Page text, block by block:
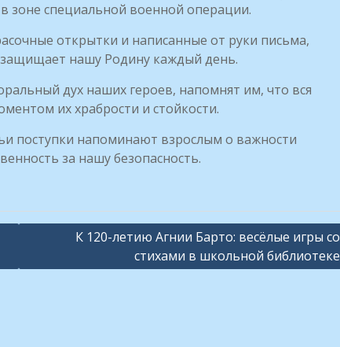
зоне специальной военной операции.
открытки и написанные от руки письма,
нашу Родину каждый день.
дух наших героев, напомнят им, что вся
их храбрости и стойкости.
поступки напоминают взрослым о важности
за нашу безопасность.
К 120-летию Агнии Барто: весёлые игры со
стихами в школьной библиотеке